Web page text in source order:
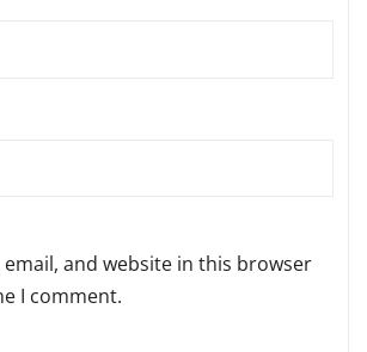
email, and website in this browser
I comment.